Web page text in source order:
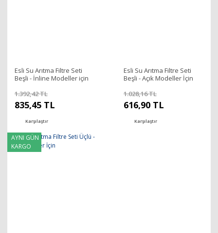
Esli Su Arıtma Filtre Seti
Beşli - İnline Modeller için
1.392,42 TL
835,45 TL
Karşılaştır
Esli Su Arıtma Filtre Seti
Beşli - Açık Modeller İçin
1.028,16 TL
616,90 TL
Karşılaştır
AYNI GÜN
KARGO